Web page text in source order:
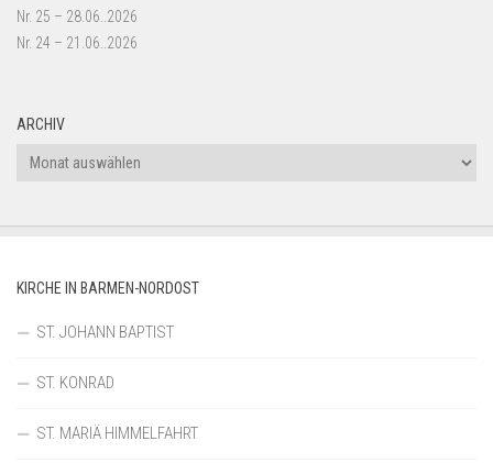
Nr. 25 – 28.06..2026
Nr. 24 – 21.06..2026
ARCHIV
Archiv
KIRCHE IN BARMEN-NORDOST
ST. JOHANN BAPTIST
ST. KONRAD
ST. MARIÄ HIMMELFAHRT